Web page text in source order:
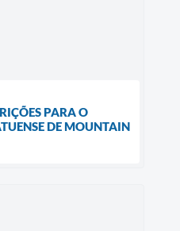
PARA O
DE MOUNTAIN